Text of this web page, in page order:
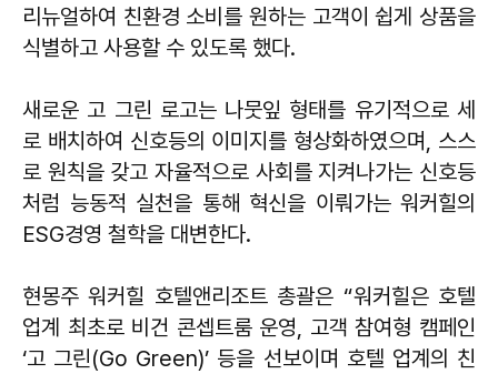
리뉴얼하여 친환경 소비를 원하는 고객이 쉽게 상품을
식별하고 사용할 수 있도록 했다.
새로운 고 그린 로고는 나뭇잎 형태를 유기적으로 세
로 배치하여 신호등의 이미지를 형상화하였으며, 스스
로 원칙을 갖고 자율적으로 사회를 지켜나가는 신호등
처럼 능동적 실천을 통해 혁신을 이뤄가는 워커힐의
ESG경영 철학을 대변한다.
현몽주 워커힐 호텔앤리조트 총괄은 “워커힐은 호텔
업계 최초로 비건 콘셉트룸 운영, 고객 참여형 캠페인
‘고 그린(Go Green)’ 등을 선보이며 호텔 업계의 친